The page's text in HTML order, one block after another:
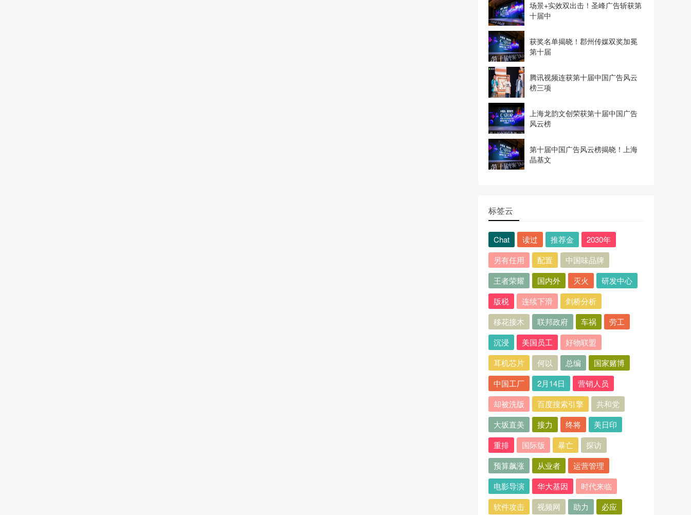
场景+实效双出击！圣峰广告斩获第
十届中
获奖名单揭晓！郡州传媒双奖加冕
第十届
腾讯视频连获第十届中国广告风云
榜三项
上海龙韵文创荣获第十届中国广告
风云榜
第十届中国广告风云榜揭晓！上海
晶基文
标签云
Chat 读过 推荐金
2030年
另有任用
配置
中国味品牌
王者荣耀
国内外 灭火
研发中心
版税
连续下滑
剑桥分析
移花接木
联邦政府 车祸
劳工
沉浸
美国员工
好物联盟
耳机芯片
何以 总编
国家赌博
中国工厂
2月14日
营销人员
却被洗版
百度搜索引擎
共和党
大坂直美
接力 终将
美日印
重排
国际版 暴亡
探访
预算飙涨
从业者
运营管理
电影导演
华大基因
时代来临
软件攻击
视频网 助力
必应